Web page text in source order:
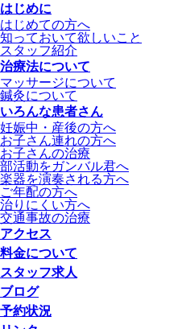
はじめに
はじめての方へ
知っておいて欲しいこと
スタッフ紹介
治療法について
マッサージについて
鍼灸について
いろんな患者さん
妊娠中・産後の方へ
お子さん連れの方へ
お子さんの治療
部活動をガンバル君へ
楽器を演奏される方へ
ご年配の方へ
治りにくい方へ
交通事故の治療
アクセス
料金について
スタッフ求人
ブログ
予約状況